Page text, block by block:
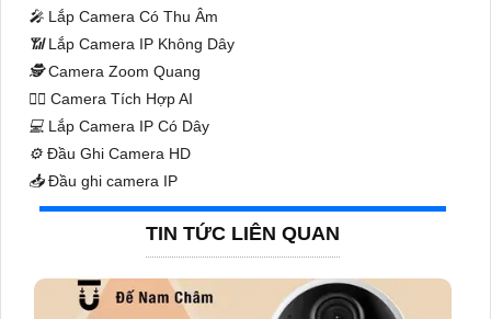
️🎤️ Lắp Camera Có Thu Âm
📶Lắp Camera IP Không Dây
🕵️Camera Zoom Quang
🧛‍♀️ Camera Tích Hợp AI
💻 Lắp Camera IP Có Dây
⚙️ Đầu Ghi Camera HD
📥Đầu ghi camera IP
TIN TỨC LIÊN QUAN